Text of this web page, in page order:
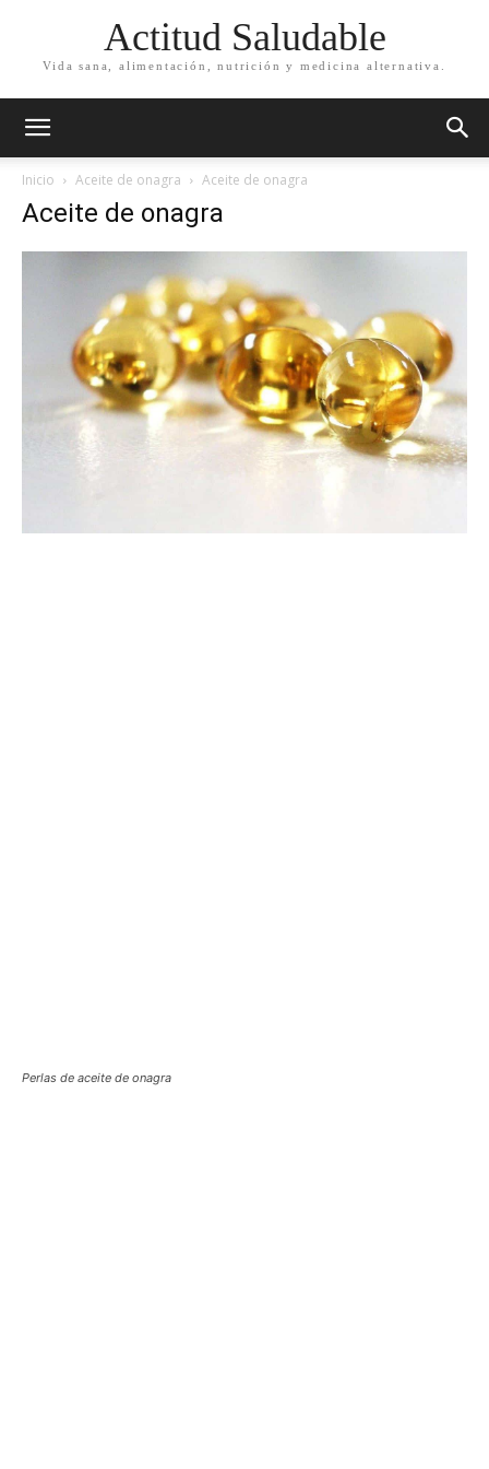
Actitud Saludable
Vida sana, alimentación, nutrición y medicina alternativa.
Inicio Aceite de onagra Aceite de onagra
Aceite de onagra
Perlas de aceite de onagra